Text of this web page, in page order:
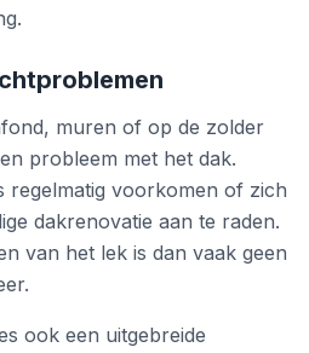
muren of op de zolder
probleem met het dak.
regelmatig voorkomen of zich
dakrenovatie aan te raden.
van het lek is dan vaak geen
ook een uitgebreide